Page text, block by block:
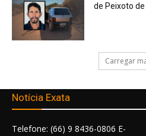
de Peixoto
Carregar
Notícia Exata
Telefone: (66) 9 8436-0806 E-